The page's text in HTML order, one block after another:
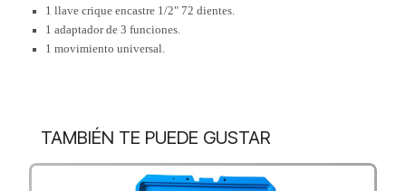
1 llave crique encastre 1/2" 72 dientes.
1 adaptador de 3 funciones.
1 movimiento universal.
TAMBIÉN TE PUEDE GUSTAR